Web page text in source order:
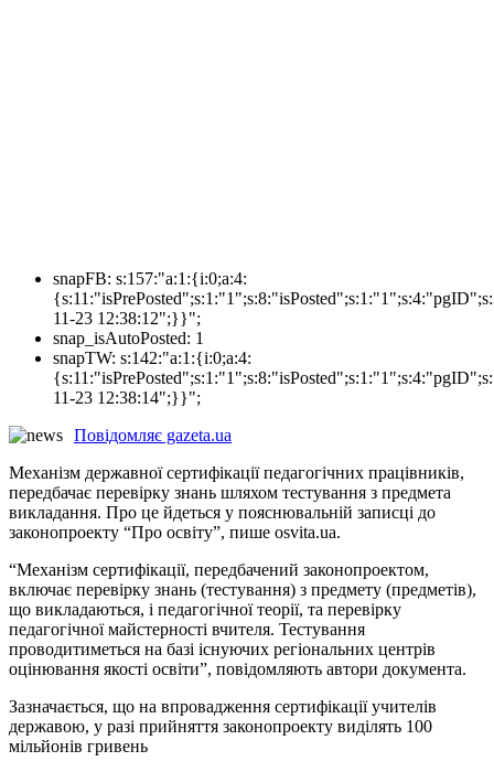
snapFB: s:157:"a:1:{i:0;a:4:
11-23 12:38:12";}}";
snap_isAutoPosted: 1
snapTW: s:142:"a:1:{i:0;a:4:
11-23 12:38:14";}}";
Повідомляє gazeta.ua
Механізм державної сертифікації педагогічних працівників,
передбачає перевірку знань шляхом тестування з предмета
викладання. Про це йдеться у пояснювальній записці до
законопроекту “Про освіту”, пише osvita.ua.
“Механізм сертифікації, передбачений законопроектом,
включає перевірку знань (тестування) з предмету (предметів),
що викладаються, і педагогічної теорії, та перевірку
педагогічної майстерності вчителя. Тестування
проводитиметься на базі існуючих регіональних центрів
оцінювання якості освіти”, повідомляють автори документа.
Зазначається, що на впровадження сертифікації учителів
державою, у разі прийняття законопроекту виділять 100
мільйонів гривень